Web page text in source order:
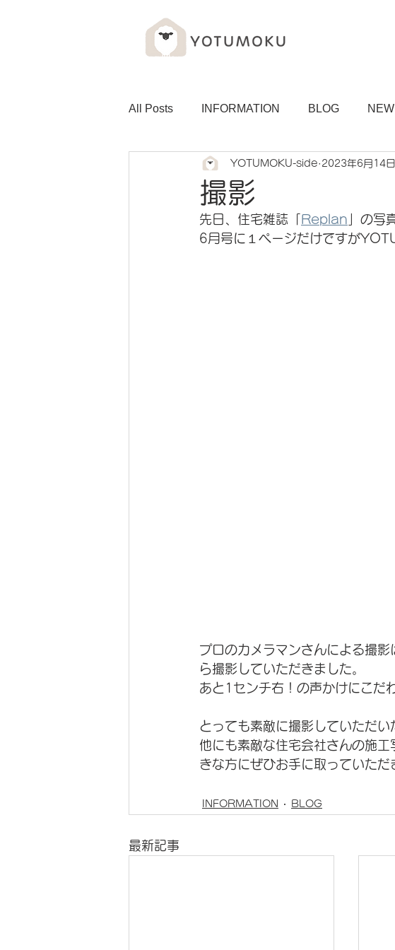
All Posts INFORMATION BLOG
撮影
YOTUMOKU-side 2023年6月14日
先日、住宅雑誌「 Replan 」の写
6月号に１ページだけですが
プロのカメラマンさんによる撮
ら撮影していただきました。
あと1センチ右！の声かけにこだ
とっても素敵に撮影していただ
他にも素敵な住宅会社さんの施
きな方にぜひお手に取っていただ
INFORMATION BLOG
最新記事